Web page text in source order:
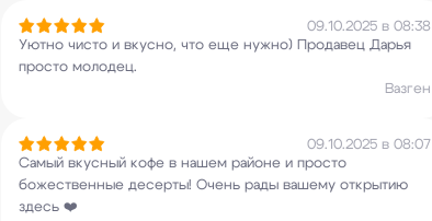
09.10.2025 в 08:38
Уютно чисто и вкусно, что еще нужно) Продавец Дарья
просто молодец.
Вазген
09.10.2025 в 08:07
Самый вкусный кофе в нашем районе и просто
божественные десерты! Очень рады вашему открытию
здесь ❤️